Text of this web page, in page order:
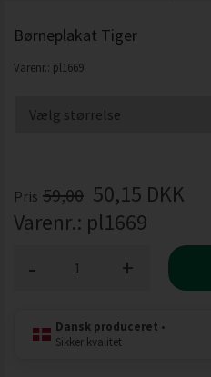
Børneplakat Tiger
Varenr.: pl1669
Pris 59,00 50,15 DKK
Varenr.: pl1669
+
-
Dansk produceret •
Sikker kvalitet